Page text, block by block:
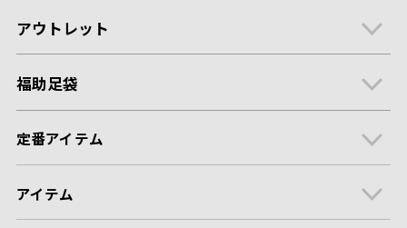
アウトレット
福助足袋
定番アイテム
アイテム